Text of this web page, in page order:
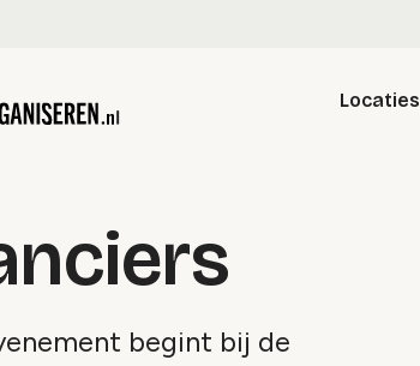
Locaties
begint bij de